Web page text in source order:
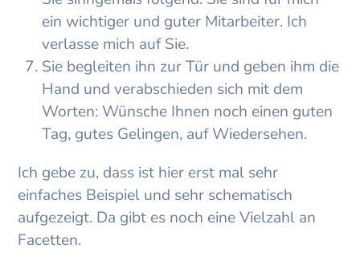
ein wichtiger und guter Mitarbeiter. Ich
verlasse mich auf Sie.
Sie begleiten ihn zur Tür und geben ihm die
Hand und verabschieden sich mit dem
Worten: Wünsche Ihnen noch einen guten
Tag, gutes Gelingen, auf Wiedersehen.
Ich gebe zu, dass ist hier erst mal sehr
einfaches Beispiel und sehr schematisch
aufgezeigt. Da gibt es noch eine Vielzahl an
Facetten.